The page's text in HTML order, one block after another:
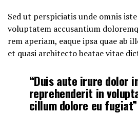
Sed ut perspiciatis unde omnis
voluptatem accusantium
rem aperiam, eaque ipsa quae ab
et quasi architecto beatae vitae
“Duis aute irure dolor
reprehenderit in
cillum dolore eu fugiat”